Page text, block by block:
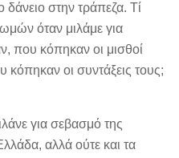
στην τράπεζα. Τί
όταν μιλάμε για
που κόπηκαν οι μισθοί
κόπηκαν οι συντάξεις τους;
για σεβασμό της
αλλά ούτε και τα